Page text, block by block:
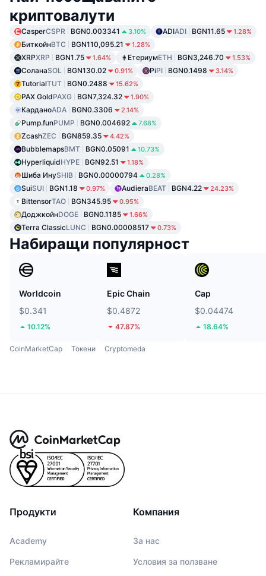
криптовалути
CasperCSPR BGN0.003341 3.10% ADIADI BGN11.65 1.28%
БиткойнBTC BGN110,095.21 1.28%
XRPXRP BGN1.75 1.64% ЕтериумETH BGN3,246.70 1.53%
СоланаSOL BGN130.02 0.91% PiPI BGN0.1498 3.14%
TutorialTUT BGN0.2488 15.62%
PAX GoldPAXG BGN7,324.32 1.90%
КарданоADA BGN0.3306 2.14%
Pump.funPUMP BGN0.004692 7.68%
ZcashZEC BGN859.35 4.42%
BubblemapsBMT BGN0.05091 10.73%
HyperliquidHYPE BGN92.51 1.18%
Шиба ИнуSHIB BGN0.00000794 0.28%
SuiSUI BGN1.18 0.97% AudieraBEAT BGN4.22 24.23%
BittensorTAO BGN345.95 0.95%
ДоджкойнDOGE BGN0.1185 1.66%
Terra ClassicLUNC BGN0.00008517 0.73%
Набиращи популярност
Worldcoin
$0.341
10.12%
Epic Chain
$0.4872
47.87%
Cap
$0.04474
18.64%
CoinMarketCap Токени Cryptomeda
Продукти
Academy
Рекламирайте
Компания
За нас
Условия за ползване